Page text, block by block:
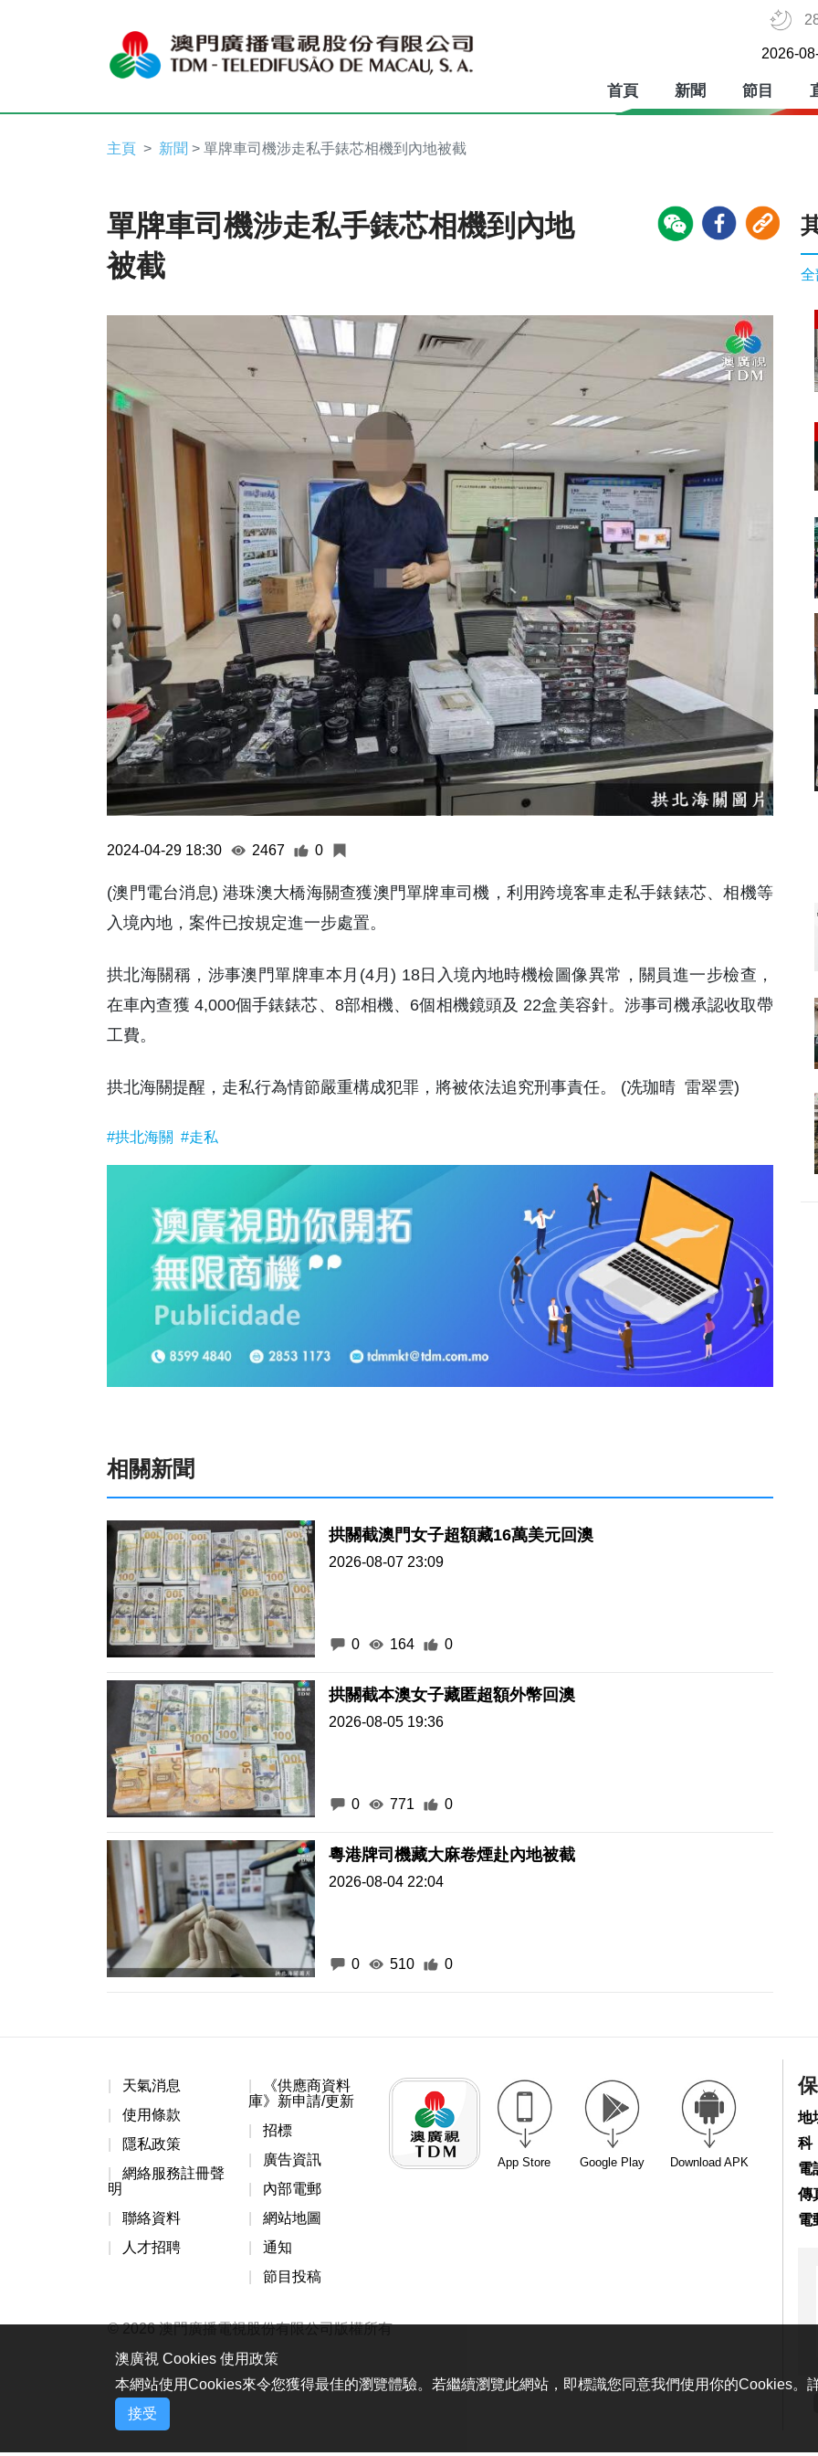
2026-
首頁 新聞 節目
主頁 新聞 > 單牌車司機涉走私手錶芯相機到內地被截
單牌車司機涉走私手錶芯相機到內地
被截
2024-04-29 18:30 2467 0
(澳門電台消息) 港珠澳大橋海關查獲澳門單牌車司機，利用跨境客車走私手錶錶芯、相機等
入境內地，案件已按規定進一步處置。
拱北海關稱，涉事澳門單牌車本月(4月) 18日入境內地時機檢圖像異常，關員進一步檢查，
在車內查獲 4,000個手錶錶芯、8部相機、6個相機鏡頭及 22盒美容針。涉事司機承認收取帶
工費。
拱北海關提醒，走私行為情節嚴重構成犯罪，將被依法追究刑事責任。 (冼珈晴 雷翠雲)
#拱北海關 #走私
相關新聞
拱關截澳門女子超額藏16萬美元回澳
2026-08-07 23:09
0 164 0
拱關截本澳女子藏匿超額外幣回澳
2026-08-05 19:36
0 771 0
粵港牌司機藏大麻卷煙赴內地被截
2026-08-04 22:04
0 510 0
全
天氣消息
使用條款
隱私政策
網絡服務註冊聲
明
聯絡資料
人才招聘
《供應商資料
庫》新申請/更新
招標
廣告資訊
內部電郵
網站地圖
通知
節目投稿
App Store Google Play Download APK
© 2026 澳門廣播電視股份有限公司版權所有
地
科
電
傳
電
澳廣視 Cookies 使用政策
本網站使用Cookies來令您獲得最佳的瀏覽體驗。若繼續瀏覽此網站，即標識您同意我們使用你的Cookies。
接受